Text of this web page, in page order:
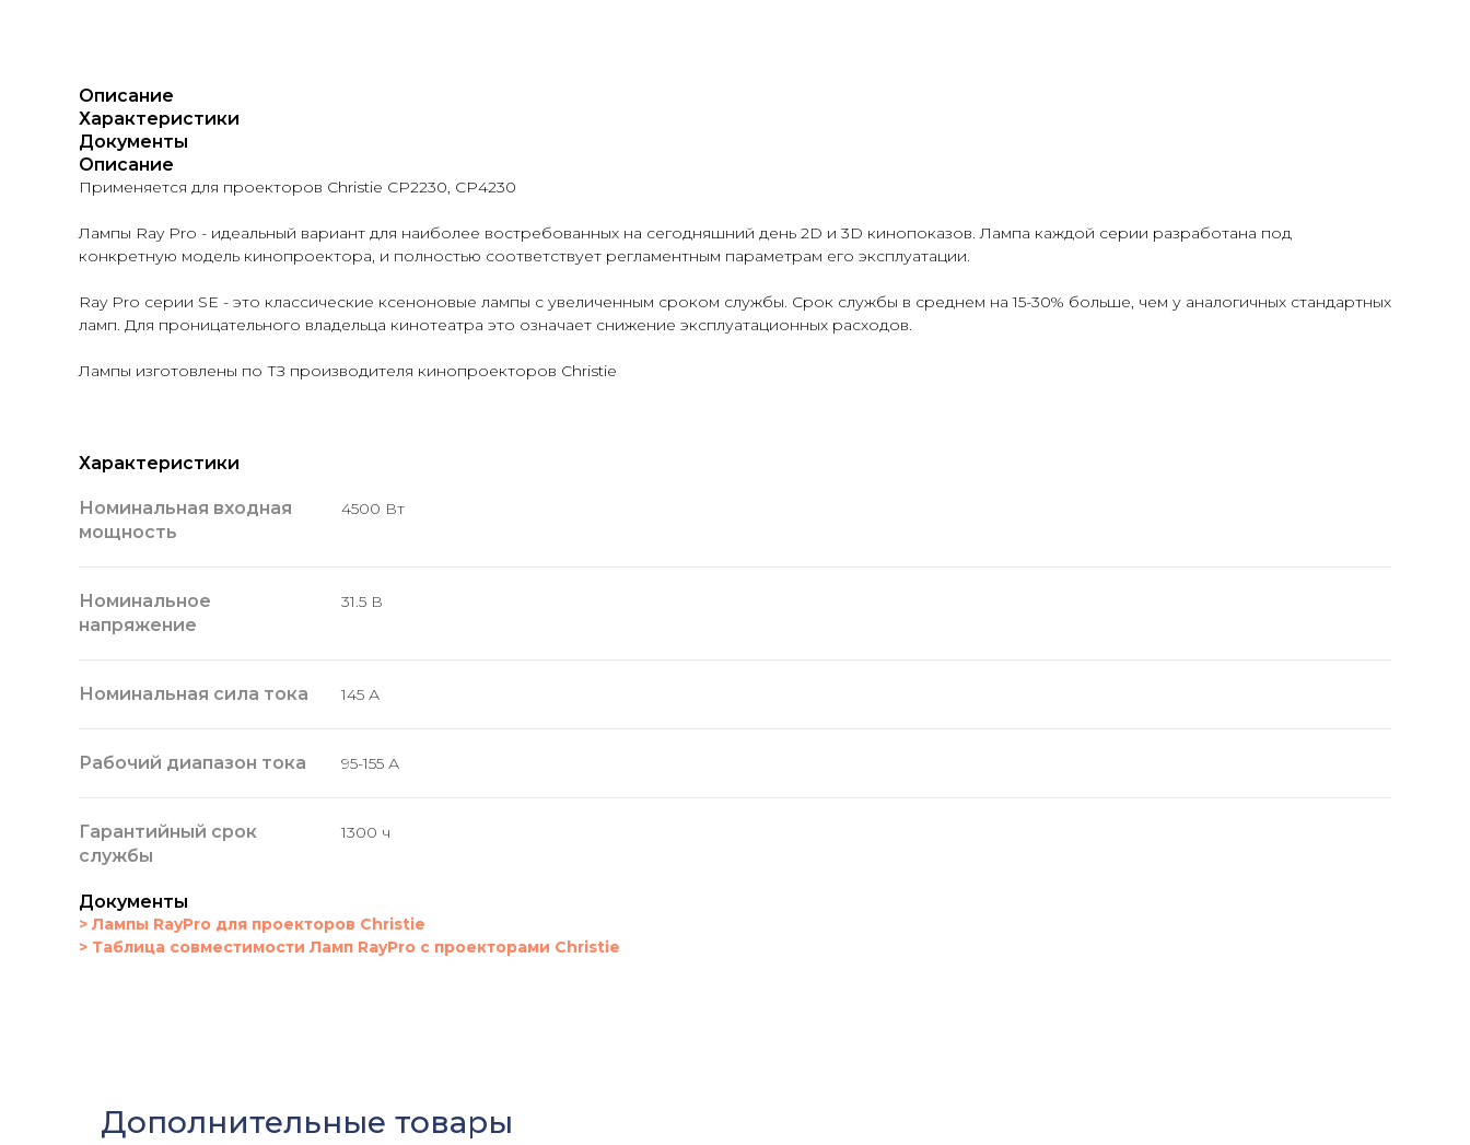
Описание
Характеристики
Документы
Описание
Применяется для проекторов Christie CP2230, CP4230
Лампы Ray Pro - идеальный вариант для наиболее востребованных на сегодняшний день 2D и 3D кинопоказов. Лампа каждой серии разработана под
конкретную модель кинопроектора, и полностью соответствует регламентным параметрам его эксплуатации.
Ray Pro серии SE - это классические ксеноновые лампы с увеличенным сроком службы. Срок службы в среднем на 15-30% больше, чем у аналогичных стандартных
ламп. Для проницательного владельца кинотеатра это означает снижение эксплуатационных расходов.
Лампы изготовлены по ТЗ производителя кинопроекторов Christie
Характеристики
Номинальная входная
мощность
4500 Вт
Номинальное
напряжение
31.5 В
Номинальная сила тока 145 А
Рабочий диапазон тока 95-155 А
Гарантийный срок
службы
1300 ч
Документы
> Лампы RayPro для проекторов Christie
> Таблица совместимости Ламп RayPro с проекторами Christie
Дополнительные товары